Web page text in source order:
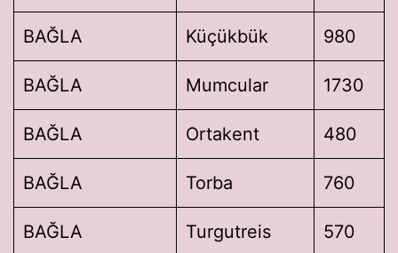
BAĞLA Küçükbük 980
BAĞLA Mumcular 1730
BAĞLA Ortakent 480
BAĞLA Torba 760
BAĞLA Turgutreis 570